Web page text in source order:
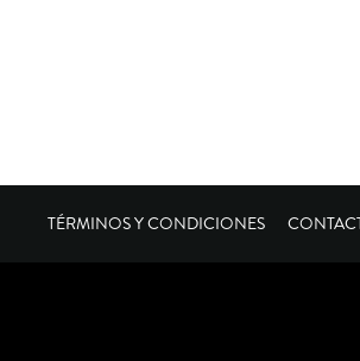
TÉRMINOS Y CONDICIONES